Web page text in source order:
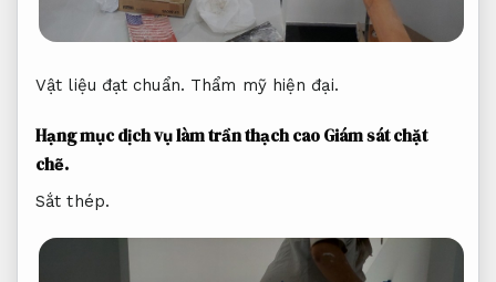
Vật liệu đạt chuẩn. Thẩm mỹ hiện đại.
Hạng mục dịch vụ làm trần thạch caoGiám sát chặt
chẽ.
Sắt thép.